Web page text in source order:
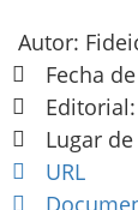
Autor:
Fecha
Lugar
URL